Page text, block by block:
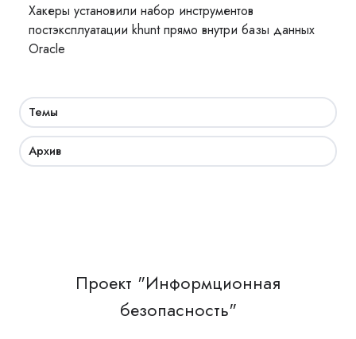
Хакеры установили набор инструментов
постэксплуатации khunt прямо внутри базы данных
Oracle
Темы
Архив
Проект "Информционная
безопасность"